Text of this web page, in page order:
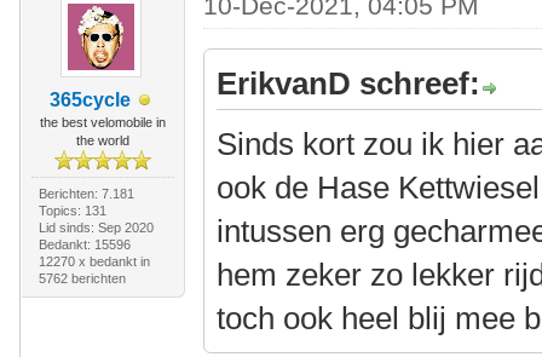
365cycle
the best velomobile in
the world
Berichten: 7.181
Topics: 131
Lid sinds: Sep 2020
Bedankt: 15596
12270 x bedankt in
5762 berichten
ErikvanD schreef:
Sinds kort zou ik hier
ook de Hase
intussen erg
hem zeker zo lekker
toch ook heel blij mee